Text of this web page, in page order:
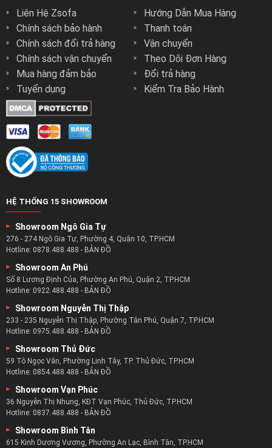
Liên Hệ Zsofa
Chính sách bảo hành
Chính sách đổi trả hàng
Chính sách vận chuyển
Mua hàng đảm bảo
Tuyển dụng
Hướng Dẫn Mua Hàng
Thanh toán
Vận chuyển
Theo Dõi Đơn Hàng
Đổi trả hàng
Kiểm Tra Bảo Hành
HỆ THỐNG 15 SHOWROOM
Showroom Ngô Gia Tự
276 - 274 Ngô Gia Tự, Phường 4, Quận 10, TP.HCM
Hotline: 0878.488.488 - BẢN ĐỒ
Showroom An Phú
Số 8 Lương Định Của, Phường An Phú, Quận 2, TP.HCM
Hotline: 0922.488.488 - BẢN ĐỒ
Showroom Nguyễn Thị Thập
233 - 235 Nguyễn Thị Thập, Phường Tân Phú, Quận 7, TP.HCM
Hotline: 0975.488.488 - BẢN ĐỒ
Showroom Thủ Đức
59 Tô Ngọc Vân, Phường Linh Tây, TP. Thủ Đức, TP.HCM
Hotline: 0854.488.488 - BẢN ĐỒ
Showroom Vạn Phúc
36 Nguyễn Thị Nhung, KĐT Vạn Phúc, Thủ Đức, TP.HCM
Hotline: 0837.488.488 - BẢN ĐỒ
Showroom Bình Tân
615 Kinh Dương Vương, Phường An Lạc, Bình Tân, TP.HCM